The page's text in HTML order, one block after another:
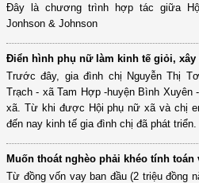
Đây là chương trình hợp tác giữa
Jonhson & Johnson
Điển hình phụ nữ làm kinh tế giỏi,
Trước đây, gia đình chị Nguyễn Thị
Trạch - xã Tam Hợp -huyện Bình Xuyên
xã. Từ khi được Hội phụ nữ xã và chị
đến nay kinh tế gia đình chị đã phát triển.
Muốn thoát nghèo phải khéo tính toán
Từ đồng vốn vay ban đầu (2 triệu đồng